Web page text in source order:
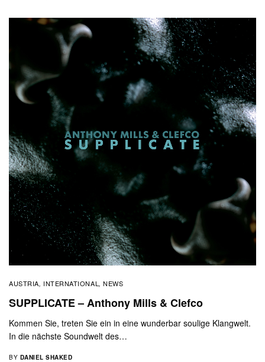
AUSTRIA, INTERNATIONAL ,NEWS
SUPPLICATE – Anthony Mills & Clefco
Kommen Sie, treten Sie ein in eine wunderbar soulige Klangwelt.
In die nächste Soundwelt des…
BY DANIEL SHAKED